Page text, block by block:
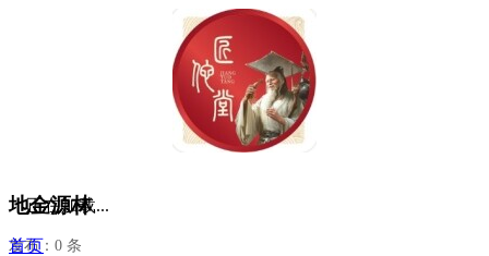
地金源林
发布：0 条
正在加载...
首页